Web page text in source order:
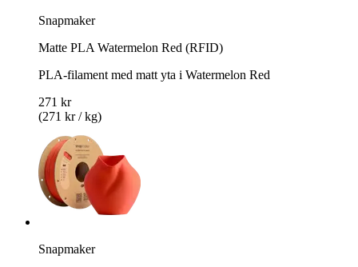
Snapmaker
Matte PLA Watermelon Red (RFID)
PLA-filament med matt yta i Watermelon Red
271 kr
(271 kr / kg)
Snapmaker